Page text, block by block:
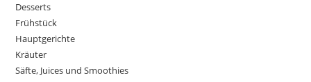
Desserts
Frühstück
Hauptgerichte
Kräuter
Säfte, Juices und Smoothies